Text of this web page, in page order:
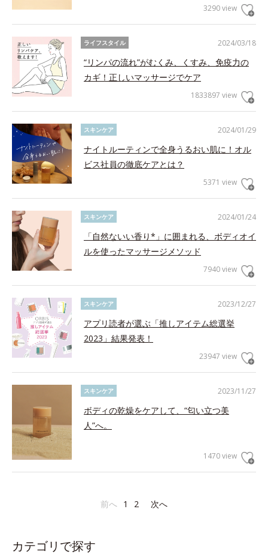
3290 view
2024/03/18
ライフスタイル
“リンパの流れ”がむくみ、くすみ、免疫力の
カギ！正しいマッサージでケア
1833897 view
2024/01/29
スキンケア
ナイトルーティンで全身うるおい肌に！オル
ビス社員の徹底ケアとは？
5371 view
2024/01/24
スキンケア
「自然ないい香り*」に囲まれる、ボディオイ
ルを使ったマッサージメソッド
7940 view
2023/12/27
スキンケア
アプリ読者が選ぶ「推しアイテム総選挙
2023」結果発表！
23947 view
2023/11/27
スキンケア
ボディの乾燥をケアして、“匂い立つ美
人”へ。
1470 view
前へ 1 2 次へ
カテゴリで探す